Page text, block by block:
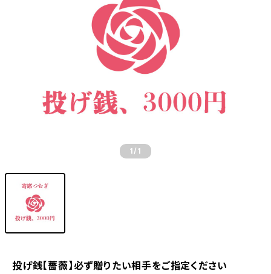
1 /1
投げ銭【薔薇】必ず贈りたい相手をご指定ください